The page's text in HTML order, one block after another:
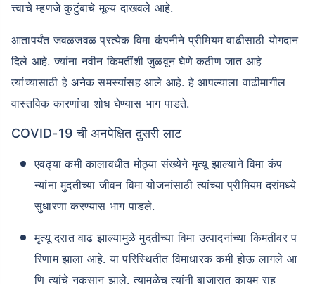
त्त्वाचे म्हणजे कुटुंबाचे मूल्य दाखवले आहे.
आतापर्यंत जवळजवळ प्रत्येक विमा कंपनीने प्रीमियम वाढीसाठी योगदान
दिले आहे. ज्यांना नवीन किमतींशी जुळवून घेणे कठीण जात आहे
त्यांच्यासाठी हे अनेक समस्यांसह आले आहे. हे आपल्याला वाढीमागील
वास्तविक कारणांचा शोध घेण्यास भाग पाडते.
COVID-19 ची अनपेक्षित दुसरी लाट
एवढ्या कमी कालावधीत मोठ्या संख्येने मृत्यू झाल्याने विमा कंप
न्यांना मुदतीच्या जीवन विमा योजनांसाठी त्यांच्या प्रीमियम दरांमध्ये
सुधारणा करण्यास भाग पाडले.
मृत्यू दरात वाढ झाल्यामुळे मुदतीच्या विमा उत्पादनांच्या किमतींवर प
रिणाम झाला आहे. या परिस्थितीत विमाधारक कमी होऊ लागले आ
णि त्यांचे नुकसान झाले. त्यामुळेच त्यांनी बाजारात कायम राह